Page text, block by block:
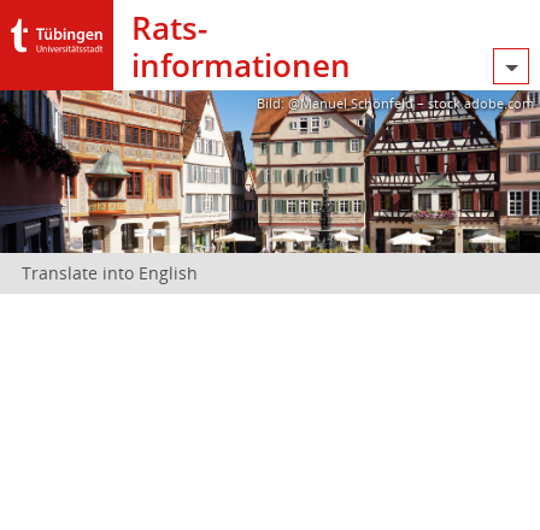
Rats­
informationen
Bild: @Manuel Schönfeld – stock.adobe.com
Translate into English